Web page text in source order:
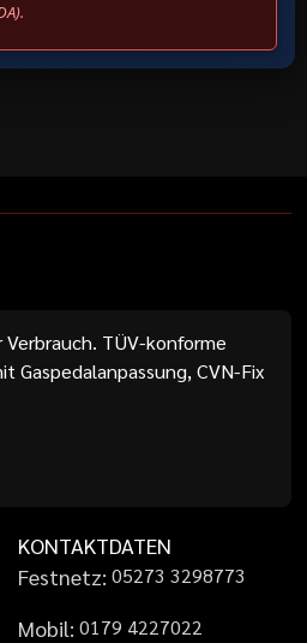
TÜV-konforme
Gaspedalanpassung, CVN-Fix
KONTAKTDATEN
Festnetz: 05273 3298773
Mobil: 01 79 4227022